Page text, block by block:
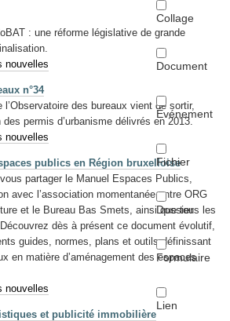
Collage
Document
Événement
Fichier
Dossier
Formulaire
Lien
: une réforme législative de grande
nouvelles
n°34
l’Observatoire des bureaux vient de sortir,
des permis d’urbanisme délivrés en 2013.
nouvelles
publics en Région bruxelloise
partager le Manuel Espaces Publics,
avec l’association momentanée entre ORG
et le Bureau Bas Smets, ainsi que tous les
dès à présent ce document évolutif,
guides, normes, plans et outils définissant
en matière d’aménagement des espaces
nouvelles
et publicité immobilière